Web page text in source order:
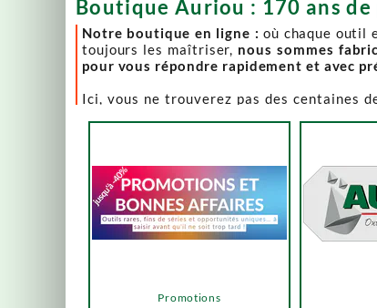
Boutique Auriou : 170 ans
Notre boutique en ligne :où chaque outil
toujours les maîtriser, nous sommes
pour vous répondre rapidement et avec
Ici, vous ne trouverez pas des centaines
accéder via les menus ou les boutons ci-
Un produit en rupture de stock ? Nous
en savoir plus.
En bas de cette page, découvrez
Promotions